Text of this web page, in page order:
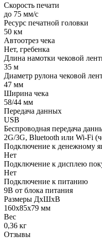
Скорость печати
до 75 мм/с
Ресурс печатной головки
50 км
Автоотрез чека
Нет, гребенка
Длина намотки чековой
35 м
Диаметр рулона чековой
47 мм
Ширина чека
58/44 мм
Передача данных
USB
Беспроводная передача
2G/3G, Bluetooth или Wi-Fi
Подключение к денежному
Нет
Подключение к дисплею
Нет
Подключение к питанию
9В от блока питания
Размеры ДхШхВ
160х85х79 мм
Вес
0,36 кг
Отзывы